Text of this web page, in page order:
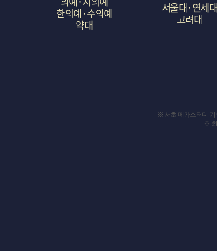
한의예·수의예
약대
서울대·연세
고려대
※ 서초 메가스터디 기
※